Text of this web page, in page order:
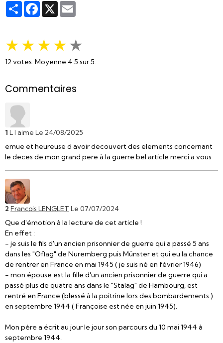
PartagerFacebook
X
★★★★★
12 votes. Moyenne 4.5 sur 5.
Commentaires
1 L l aime Le 24/08/2025
emue et heureuse d avoir decouvert des elements concernant
le deces de mon grand pere à la guerre bel article merci a vous
2 Francois LENGLET Le 07/07/2024
Que d'émotion à la lecture de cet article !
En effet :
- je suis le fils d'un ancien prisonnier de guerre qui a passé 5 ans
dans les "Oflag" de Nuremberg puis Münster et qui eu la chance
de rentrer en France en mai 1945 ( je suis né en février 1946)
- mon épouse est la fille d'un ancien prisonnier de guerre qui a
passé plus de quatre ans dans le "Stalag" de Hambourg, est
rentré en France (blessé à la poitrine lors des bombardements )
en septembre 1944 ( Françoise est née en juin 1945).
Mon père a écrit au jour le jour son parcours du 10 mai 1944 à
septembre 1944.